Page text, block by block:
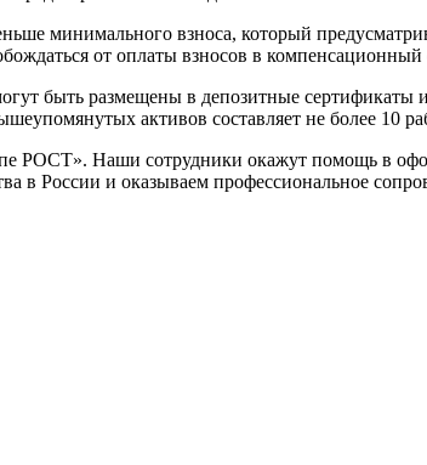
минимального взноса, который
от оплаты взносов в
быть размещены в депозитные
активов составляет не более 10
РОСТ». Наши сотрудники окажут помощь в
в России и оказываем профессиональное